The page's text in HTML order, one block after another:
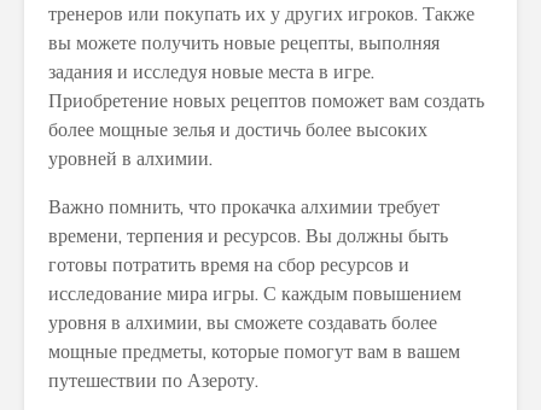
тренеров или покупать их у других игроков. Также
вы можете получить новые рецепты, выполняя
задания и исследуя новые места в игре.
Приобретение новых рецептов поможет вам создать
более мощные зелья и достичь более высоких
уровней в алхимии.
Важно помнить, что прокачка алхимии требует
времени, терпения и ресурсов. Вы должны быть
готовы потратить время на сбор ресурсов и
исследование мира игры. С каждым повышением
уровня в алхимии, вы сможете создавать более
мощные предметы, которые помогут вам в вашем
путешествии по Азероту.